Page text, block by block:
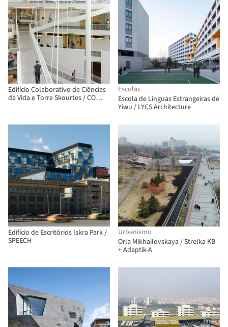
Edifício Colaborativo de Ciências
da Vida e Torre Skourtes / CO
Escolas
Escola de Línguas Estrangeiras de
Yiwu / LYCS Architecture
Edifício de Escritórios Iskra Park /
SPEECH
Urbanismo
Orla Mikhailovskaya / Strelka KB
+ Adaptik-A